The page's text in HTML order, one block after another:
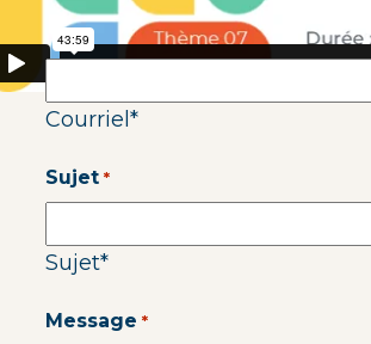
Courriel *
Courriel*
Sujet *
Sujet*
Message *